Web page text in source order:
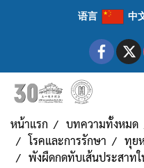
语言 中
หน้าแรก บทความทั้งหมด
โรคและการรักษา
ทุย
พังผืดกดทับเส้นประสาท